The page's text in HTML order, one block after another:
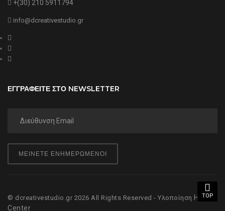
+(30) 210 5911794
info@dcreativestudio.gr
ΕΓΓΡΑΦΕΙΤΕ ΣΤΟ NEWSLETTER
ΜΕΙΝΕΤΕ ΕΝΗΜΕΡΩΜΕΝΟΙ
© dcreativestudio.gr 2026 All Rights Reserved - Υλοποίηση Hyper
Center
TOP